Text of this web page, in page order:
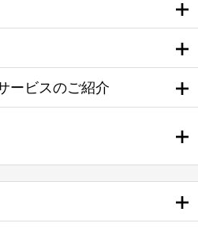
ービスのご紹介